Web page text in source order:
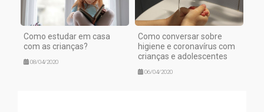
Como estudar em casa
com as crianças?
08/04/2020
Como conversar sobre
higiene e coronavírus com
crianças e adolescentes
06/04/2020